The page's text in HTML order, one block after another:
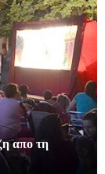
απο τη